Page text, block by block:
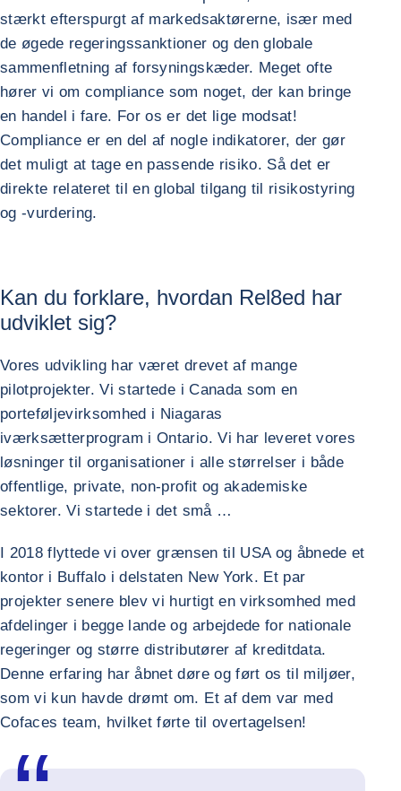
stærkt efterspurgt af markedsaktørerne, især med
de øgede regeringssanktioner og den globale
sammenfletning af forsyningskæder. Meget ofte
hører vi om compliance som noget, der kan bringe
en handel i fare. For os er det lige modsat!
Compliance er en del af nogle indikatorer, der gør
det muligt at tage en passende risiko. Så det er
direkte relateret til en global tilgang til risikostyring
og -vurdering.
Kan du forklare, hvordan Rel8ed har
udviklet sig?
Vores udvikling har været drevet af mange
pilotprojekter. Vi startede i Canada som en
porteføljevirksomhed i Niagaras
iværksætterprogram i Ontario. Vi har leveret vores
løsninger til organisationer i alle størrelser i både
offentlige, private, non-profit og akademiske
sektorer. Vi startede i det små …
I 2018 flyttede vi over grænsen til USA og åbnede et
kontor i Buffalo i delstaten New York. Et par
projekter senere blev vi hurtigt en virksomhed med
afdelinger i begge lande og arbejdede for nationale
regeringer og større distributører af kreditdata.
Denne erfaring har åbnet døre og ført os til miljøer,
som vi kun havde drømt om. Et af dem var med
Cofaces team, hvilket førte til overtagelsen!